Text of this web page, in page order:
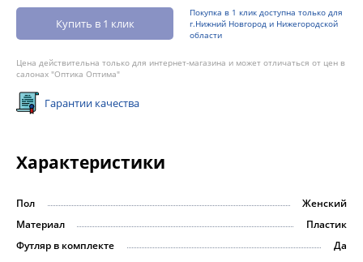
Купить в 1 клик
Покупка в 1 клик доступна только для
г.Нижний Новгород и Нижегородской
области
Цена действительна только для интернет-магазина и может отличаться от цен в
салонах "Оптика Оптима"
Гарантии качества
Характеристики
Пол
Женский
Материал
Пластик
Футляр в комплекте
Да